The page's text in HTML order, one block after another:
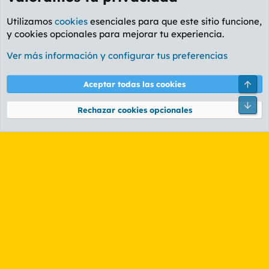
Foro General
Cookies
PL OLDSTYLE AMARILLO
Términos y reglas Política de privacidad Ayuda
Community platform by XenForo® © 2010-2026 XenForo Ltd.
Utilizamos cookies esenciales para que este sitio funcione,
y cookies opcionales para mejorar tu experiencia.
Ver más información y configurar tus preferencias
Aceptar todas las cookies
Rechazar cookies opcionales
Pie